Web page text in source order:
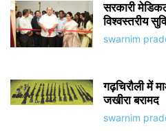
सरकारी
विश्वस्तरीय
swarnim
गढ़चिरौली में
जखीरा बरामद
swarnim